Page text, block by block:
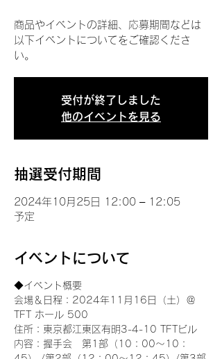
商品やイベントの詳細、応募期間などは
以下イベントについてをご確認くださ
い。
受付が終了しました
他のイベントを見る
抽選受付期間
2024年10月25日 12:00 – 12:05
予定
イベントについて
◆イベント概要
会場＆日程：2024年11月16日（土）＠
TFT ホール 500
住所：東京都江東区有明3-4-10 TFTビル
内容：握手会　第1部（10：00～10：